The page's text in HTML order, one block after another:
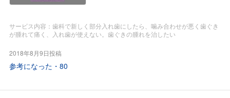
が言われるとおりの養生(水分はコーヒーやジュースではなく
は「御飯・味噌汁・糠漬け」など)をして行き夏を乗り切ろう
る薬が1つでも減る努力をしていきます。「すみれ漢方施薬
院薬局」の若先生は薬剤師になってすぐには都会の調剤薬局
こうと思っています。若先生にお聞きしたら「処方せん」は
前に子供が火傷した時に父は1時間毎に火傷の部位にサメミ
ロンエースを塗布してくれていたらスグに痛みが止まり次の
す」と。ステロイド(副腎皮質ホルモン)剤は我が家の孫の皮
膚炎に使用した時、副作用で大変な事に成り、その時も佐藤
サービス内容：歯科で新しく部分入れ歯にしたら、噛み合わせが悪く歯ぐき
が腫れて痛く、入れ歯が使えない。歯ぐきの腫れを治したい
2018年8月9日投稿
参考になった・ 80